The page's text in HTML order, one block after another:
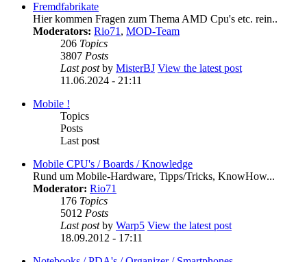
Fremdfabrikate
Hier kommen Fragen zum Thema AMD Cpu's etc. rein..
Moderators: Rio71, MOD-Team
206 Topics
3807 Posts
Last postby MisterBJ View the latest post
11.06.2024 - 21:11
Mobile !
Topics
Posts
Last post
Mobile CPU's / Boards / Knowledge
Rund um Mobile-Hardware, Tipps/Tricks, KnowHow...
Moderator: Rio71
176 Topics
5012 Posts
Last postby Warp5 View the latest post
18.09.2012 - 17:11